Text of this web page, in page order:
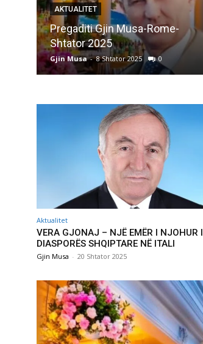
AKTUALITET
Pregaditi Gjin Musa-Rome-
Shtator 2025
Gjin Musa - 8 Shtator 2025 0
Aktualitet
VERA GJONAJ – NJË EMËR I NJOHUR I
DIASPORËS SHQIPTARE NË ITALI
Gjin Musa - 20 Shtator 2025